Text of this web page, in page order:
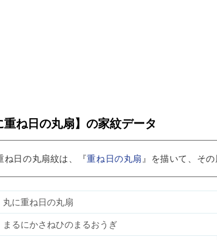
重ね日の丸扇】の家紋データ
ね日の丸扇紋は、『重ね日の丸扇』を描いて、そ
丸に重ね日の丸扇
まるにかさねひのまるおうぎ